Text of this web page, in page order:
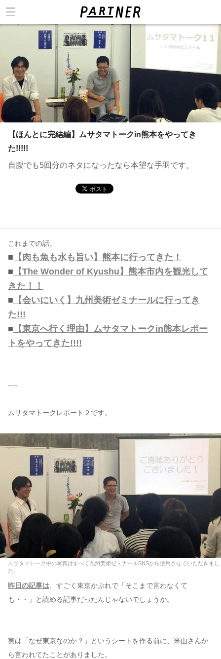
【ほんとに完結編】ムサタマトークin熊本をやってき
た!!!!!
自腹でも5回分のネタになったなら本望な手羽です。
これまでの話。
■ 【肉も魚も水も旨い】熊本に行ってきた！
■ 【The Wonder of Kyushu】熊本市内を観光して
きた！！
■ 【会いにいく】九州美術ゼミナールに行ってき
た!!!
■ 【東京へ行く理由】ムサタマトークin熊本レポー
トをやってきた!!!!
----
ムサタマトークレポート２です。
ムサタマトーク中の写真はすべて九州美術ゼミナールSNSから使用させていただきまし
た。
昨日の記事は 、すごく東京かぶれで「そこまで言わなくて
も・・」と読める記事だったんじゃないでしょうか。
実は「なぜ東京なのか？」というシートを作る前に、米山さんか
ら言われてたことがありました。
コンテンツ
このサイトについて
運営会社
お問い合わせ